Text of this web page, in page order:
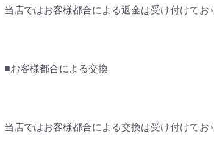
当店ではお客様都合による返金は受け付けてお
■お客様都合による交換
当店ではお客様都合による交換は受け付けてお